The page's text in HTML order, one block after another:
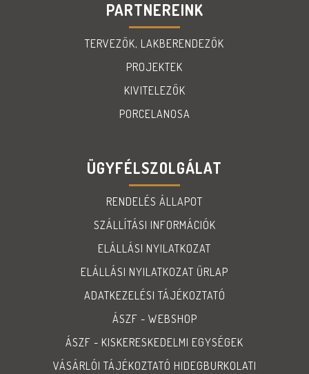
PARTNEREINK
TERVEZŐK, LAKBERENDEZŐK
PROJEKTEK
KIVITELEZŐK
PORCELANOSA
ÜGYFÉLSZOLGÁLAT
RENDELÉS ÁLLAPOT
SZÁLLÍTÁSI INFORMÁCIÓK
ELÁLLÁSI NYILATKOZAT
ELÁLLÁSI NYILATKOZAT ŰRLAP
ADATKEZELÉSI TÁJÉKOZTATÓ
ÁSZF - WEBSHOP
ÁSZF - KISKERESKEDELMI EGYSÉGEK
VÁSÁRLÓI TÁJÉKOZTATÓ HIDEGBURKOLATI